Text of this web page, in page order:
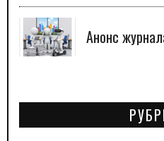
Анонс